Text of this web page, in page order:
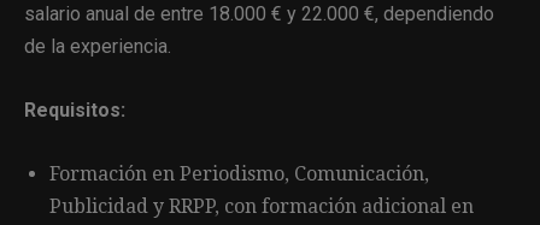
salario anual de entre 18.000 € y 22.000 €, dependiendo
de la experiencia.
Requisitos:
Formación en Periodismo, Comunicación,
Publicidad y RRPP, con formación adicional en